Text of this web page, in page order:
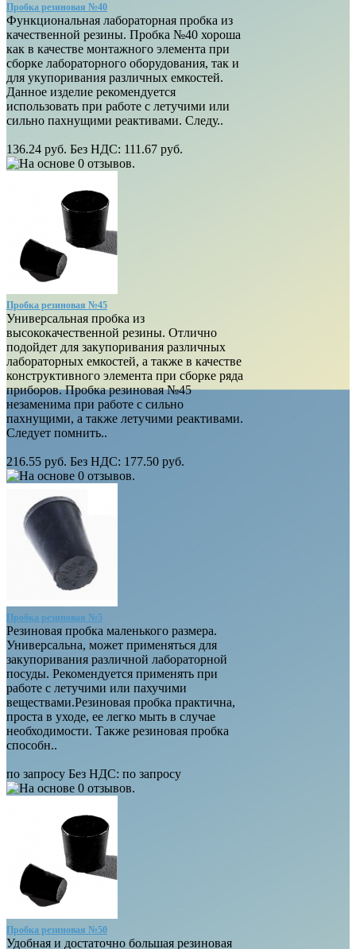
Пробка резиновая №40
Функциональная лабораторная пробка из
качественной резины. Пробка №40 хороша
как в качестве монтажного элемента при
сборке лабораторного оборудования, так и
для укупоривания различных емкостей.
Данное изделие рекомендуется
использовать при работе с летучими или
сильно пахнущими реактивами. Следу..
136.24 руб. Без НДС: 111.67 руб.
Пробка резиновая №45
Универсальная пробка из
высококачественной резины. Отлично
подойдет для закупоривания различных
лабораторных емкостей, а также в качестве
конструктивного элемента при сборке ряда
приборов. Пробка резиновая №45
незаменима при работе с сильно
пахнущими, а также летучими реактивами.
Следует помнить..
216.55 руб. Без НДС: 177.50 руб.
Пробка резиновая №5
Резиновая пробка маленького размера.
Универсальна, может применяться для
закупоривания различной лабораторной
посуды. Рекомендуется применять при
работе с летучими или пахучими
веществами.Резиновая пробка практична,
проста в уходе, ее легко мыть в случае
необходимости. Также резиновая пробка
способн..
по запросу Без НДС: по запросу
Пробка резиновая №50
Удобная и достаточно большая резиновая